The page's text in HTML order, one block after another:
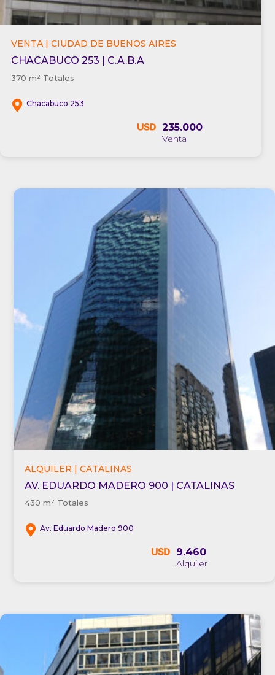
VENTA | CIUDAD DE BUENOS AIRES
CHACABUCO 253 | C.A.B.A
370 m² Totales
Chacabuco 253
235.000
ALQUILER | CATALINAS
AV. EDUARDO MADERO 900 | CATALINAS
430 m² Totales
Av. Eduardo Madero 900
9.460